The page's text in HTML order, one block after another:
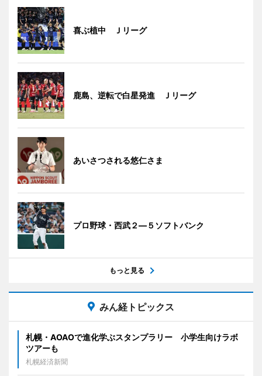
喜ぶ植中 Ｊリーグ
鹿島、逆転で白星発進 Ｊリーグ
あいさつされる悠仁さま
プロ野球・西武２―５ソフトバンク
もっと見る
みん経トピックス
札幌・AOAOで進化学ぶスタンプラリー 小学生向けラボ
ツアーも
札幌経済新聞